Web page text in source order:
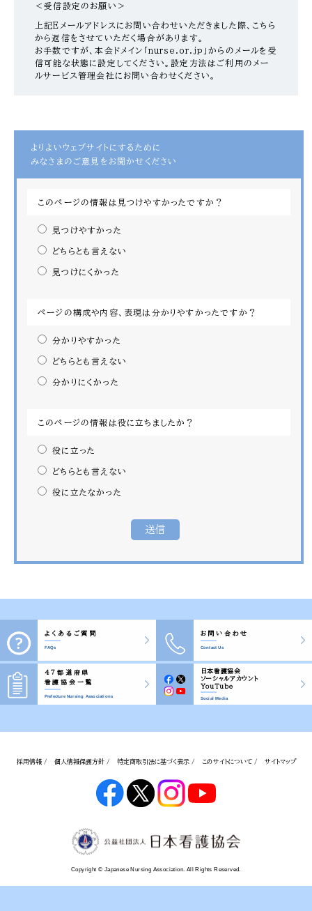
＜受信設定のお願い＞
上記Eメールアドレスにお問い合わせいただきました際、こちら
から返信をさせていただく場合があります。
お手数ですが、本会ドメイン「nurse.or.jp」からのメールを受
信可能な状態に設定してください。設定方法はご利用のメー
ルサービス管理会社にお問い合わせください。
よりよいウェブサイトにするために
みなさまのご意見をお聞かせください
このページの情報は見つけやすかったですか？
見つけやすかった
どちらとも言えない
見つけにくかった
ページの構成や内容、表現は分かりやすかったですか？
分かりやすかった
どちらとも言えない
分かりにくかった
このページの情報は役に立ちましたか？
役に立った
どちらとも言えない
役に立たなかった
よくあるご質問
FAQs
お問い合わせ
Contact Us
47都道府県
看護協会一覧
Prefecture Nursing Associations
日本看護協会
ソーシャルアカウント
YouTube
Social Media
採用情報 / 個人情報保護方針 / 特定商取引法に基づく表示 / このサイトについて / サイトマップ
Copyright © Japanese Nursing Association. All Rights Reserved.